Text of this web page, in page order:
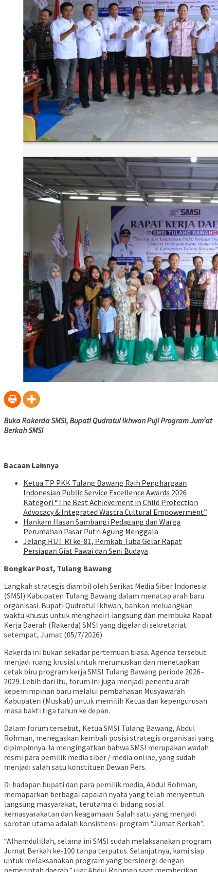
Buka Rakerda SMSI, Bupati Qudratul Ikhwan Puji Program Jum’at
Berkah SMSI
Bacaan Lainnya
Ketua TP PKK Tulang Bawang Raih Penghargaan
Indonesian Public Service Excellence Awards 2026
Kategori “The Best Achievement in Child Protection
Advocacy & Integrated Wastra Cultural Empowerment”
Hankam Hasan Sambangi Pedagang dan Warga
Perumahan Pasar Putri Agung Menggala
Jelang HUT RI ke-81, Pemkab Tuba Gelar Rapat
Persiapan Giat Pawai dan Seni Budaya
Bongkar Post, Tulang Bawang
Langkah strategis diambil oleh Serikat Media Siber Indonesia
(SMSI) Kabupaten Tulang Bawang dalam menatap arah baru
organisasi. Bupati Qudrotul Ikhwan, bahkan meluangkan
waktu khusus untuk menghadiri langsung dan membuka Rapat
Kerja Daerah (Rakerda) SMSI yang digelar di sekretariat
setempat, Jumat (05/7/2026).
Rakerda ini bukan sekadar pertemuan biasa. Agenda tersebut
menjadi ruang krusial untuk merumuskan dan menetapkan
cetak biru program kerja SMSI Tulang Bawang periode 2026–
2029. Lebih dari itu, forum ini juga menjadi penentu arah
kepemimpinan baru melalui pembahasan Musyawarah
Kabupaten (Muskab) untuk memilih Ketua dan kepengurusan
masa bakti tiga tahun ke depan.
Dalam forum tersebut, Ketua SMSI Tulang Bawang, Abdul
Rohman, menegaskan kembali posisi strategis organisasi yang
dipimpinnya. Ia mengingatkan bahwa SMSI merupakan wadah
resmi para pemilik media siber / media online, yang sudah
menjadi salah satu konstituen Dewan Pers.
Di hadapan bupati dan para pemilik media, Abdul Rohman,
memaparkan berbagai capaian nyata yang telah menyentuh
langsung masyarakat, terutama di bidang sosial
kemasyarakatan dan keagamaan. Salah satu yang menjadi
sorotan utama adalah konsistensi program “Jumat Berkah”.
“Alhamdulillah, selama ini SMSI sudah melaksanakan program
Jumat Berkah ke-100 tanpa terputus. Selanjutnya, kami siap
untuk melaksanakan program yang bersinergi dengan